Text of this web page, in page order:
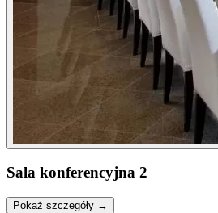
Sala konferencyjna 2
Pokaż szczegóły →